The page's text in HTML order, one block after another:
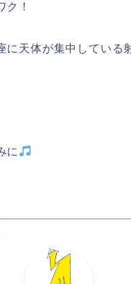
ク！
に天体が集中している
に